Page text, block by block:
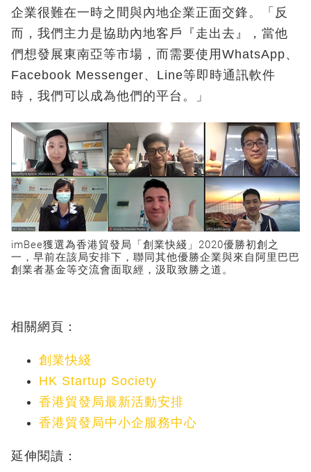
企業很難在一時之間與內地企業正面交鋒。「反
而，我們主力是協助內地客戶『走出去』，當他
們想發展東南亞等市場，而需要使用WhatsApp、
Facebook Messenger、Line等即時通訊軟件
時，我們可以成為他們的平台。」
imBee獲選為香港貿發局「創業快綫」2020優勝初創之
一，早前在該局安排下，聯同其他優勝企業與來自阿里巴巴
創業者基金等交流會面取經，汲取致勝之道。
相關網頁：
創業快綫
HK Startup Society
香港貿發局最新活動安排
香港貿發局中小企服務中心
延伸閱讀：